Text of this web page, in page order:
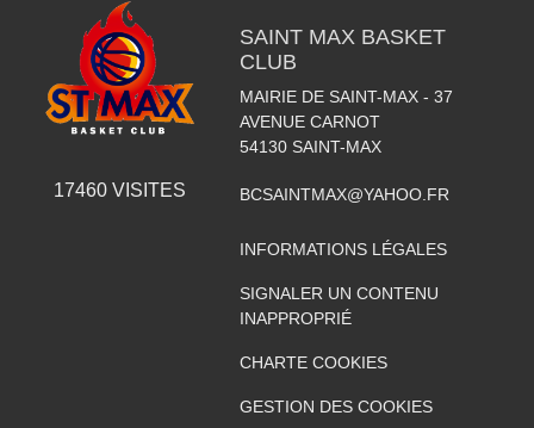
17460VISITES
SAINT MAX BASKET
CLUB
MAIRIE DE SAINT-MAX - 37
AVENUE CARNOT
54130 SAINT-MAX
BCSAINTMAX@YAHOO.FR
INFORMATIONS LÉGALES
SIGNALER UN CONTENU
INAPPROPRIÉ
CHARTE COOKIES
GESTION DES COOKIES